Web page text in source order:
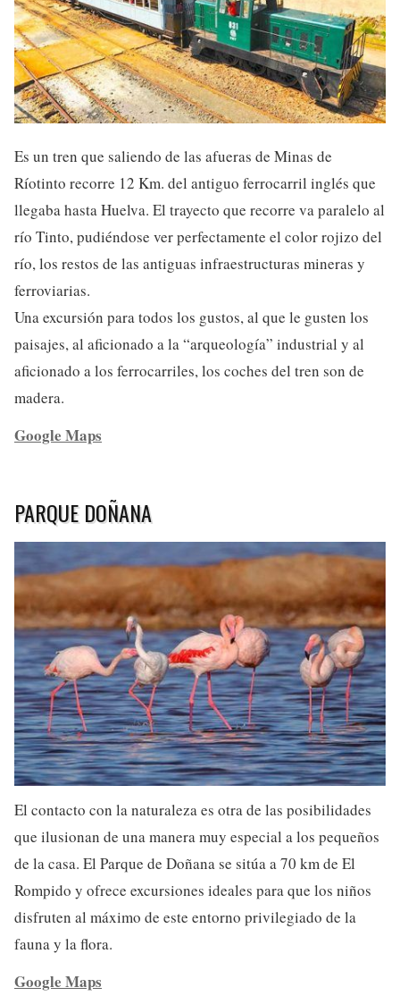
Es un tren que saliendo de las afueras de Minas de
Ríotinto recorre 12 Km. del antiguo ferrocarril inglés que
llegaba hasta Huelva. El trayecto que recorre va paralelo al
río Tinto, pudiéndose ver perfectamente el color rojizo del
río, los restos de las antiguas infraestructuras mineras y
ferroviarias.
Una excursión para todos los gustos, al que le gusten los
paisajes, al aficionado a la “arqueología” industrial y al
aficionado a los ferrocarriles, los coches del tren son de
madera.
Google Maps
PARQUE DOÑANA
El contacto con la naturaleza es otra de las posibilidades
que ilusionan de una manera muy especial a los pequeños
de la casa. El Parque de Doñana se sitúa a 70 km de El
Rompido y ofrece excursiones ideales para que los niños
disfruten al máximo de este entorno privilegiado de la
fauna y la flora.
Google Maps